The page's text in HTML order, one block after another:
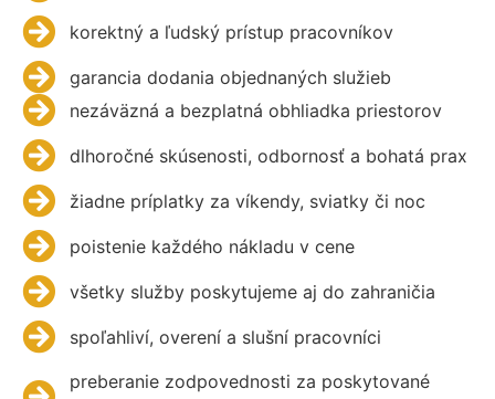
korektný a ľudský prístup pracovníkov
garancia dodania objednaných služieb
nezáväzná a bezplatná obhliadka priestorov
dlhoročné skúsenosti, odbornosť a bohatá prax
žiadne príplatky za víkendy, sviatky či noc
poistenie každého nákladu v cene
všetky služby poskytujeme aj do zahraničia
spoľahliví, overení a slušní pracovníci
preberanie zodpovednosti za poskytované